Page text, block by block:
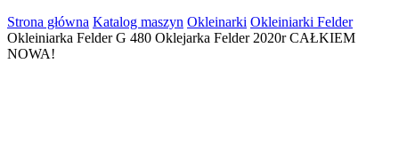
Strona główna Katalog maszyn Okleinarki Okleiniarki Felder
Okleiniarka Felder G 480 Oklejarka Felder 2020r CAŁKIEM
NOWA!